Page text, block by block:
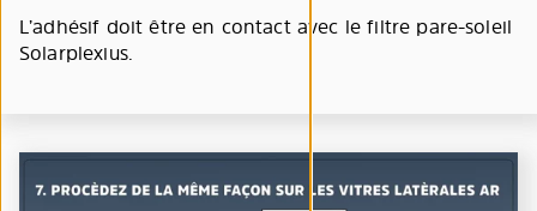
L’adhésif doit être en contact avec le filtre pare-soleil
Solarplexius.